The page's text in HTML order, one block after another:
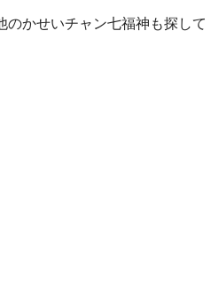
のかせいチャン七福神も探して